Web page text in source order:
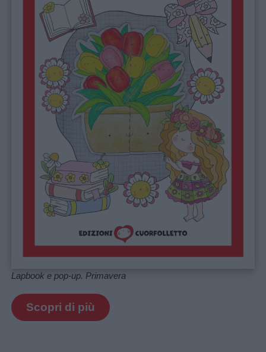
Lapbook e pop-up. Primavera
Scopri di più